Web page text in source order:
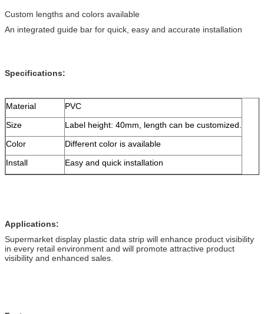
Custom lengths and colors available
An integrated guide bar for quick, easy and accurate installation
Specifications:
Material
PVC
Size
Label height: 40mm, length can be customized.
Color
Different color is available
Install
Easy and quick installation
Applications:
Supermarket display plastic data strip will enhance product visibility
in every retail environment and will promote attractive product
visibility and enhanced sales.